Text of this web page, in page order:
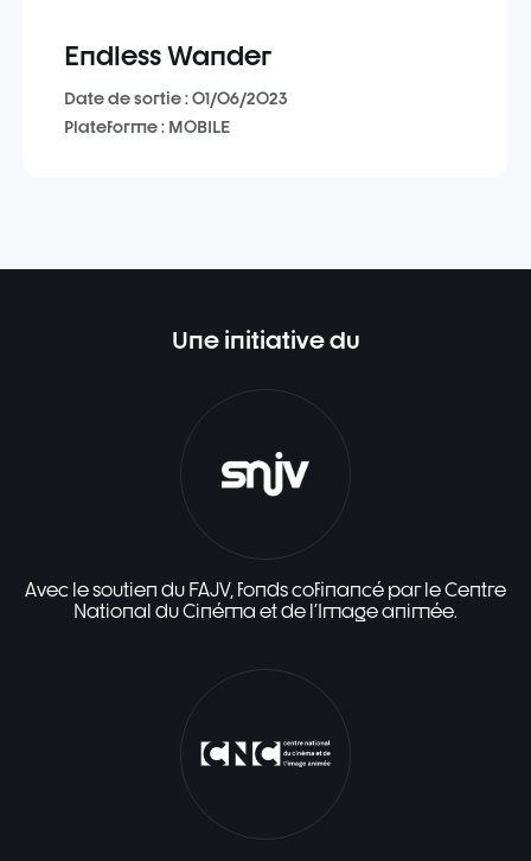
Endless Wander
Date de sortie : 01/06/2023
Plateforme : MOBILE
Une initiative du
Avec le soutien du FAJV, fonds cofinancé par le Centre
National du Cinéma et de l'Image animée.